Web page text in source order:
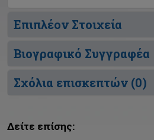
Επιπλέον Στοιχεία
Βιογραφικό Συγγραφέα
Σχόλια επισκεπτών (0)
Δείτε επίσης: